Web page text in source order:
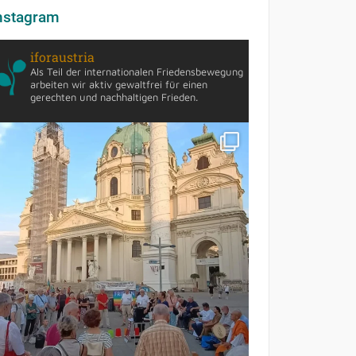
iforaustria
Als Teil der internationalen Friedensbewegung
arbeiten wir aktiv gewaltfrei für einen
gerechten und nachhaltigen Frieden.